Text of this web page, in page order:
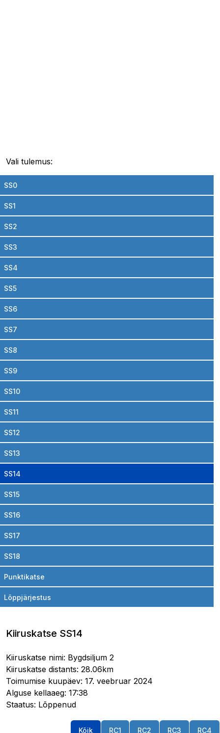
Vali tulemus:
SS0
SS1
SS2
SS3
SS4
SS5
SS6
SS7
SS8
SS9
SS10
SS11
SS12
SS13
SS14
SS15
SS16
SS17
SS18
Punktikatse
Lõppjärjestus
Kiiruskatse SS14
Kiiruskatse nimi: Bygdsiljum 2
Kiiruskatse distants: 28.06km
Toimumise kuupäev: 17. veebruar 2024
Alguse kellaaeg: 17:38
Staatus: Lõppenud
Kõik RC1 RC2 RC3 RC4